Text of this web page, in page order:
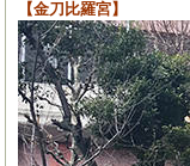
【金刀比羅宮】